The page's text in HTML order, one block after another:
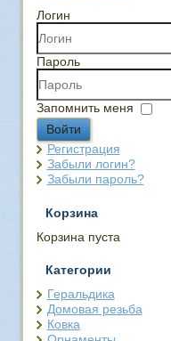
Логин
Пароль
Запомнить меня
Войти
Регистрация
Забыли логин?
Забыли пароль?
Корзина
Корзина пуста
Категории
Геральдика
Домовая резьба
Ковка